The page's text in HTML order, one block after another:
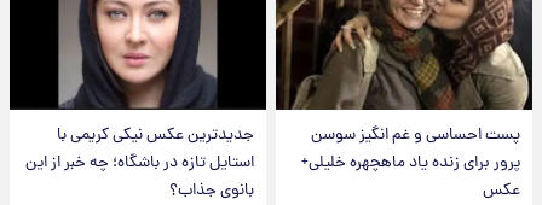
پست احساسی و غم انگیز سوسن
پرور برای زنده یاد ماهچهره خلیلی+
عکس
جدیدترین عکس نیکی کریمی با
استایل تازه در باشگاه؛ چه خبر از این
بانوی جذاب؟